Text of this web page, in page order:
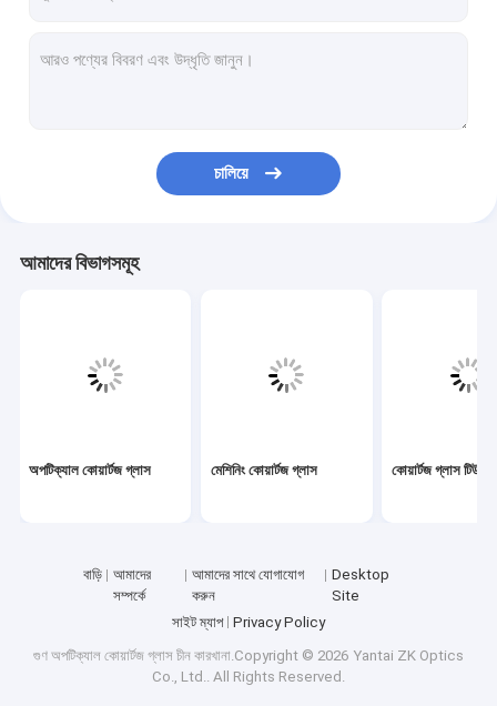
চালিয়ে
আমাদের বিভাগসমূহ
অপটিক্যাল কোয়ার্টজ গ্লাস মেশিনিং কোয়ার্টজ গ্লাস কোয়ার্টজ গ্লাস টিউব
বাড়ি
আমাদের
সম্পর্কে
আমাদের সাথে যোগাযোগ
করুন
Desktop
Site
সাইট ম্যাপ
Privacy Policy
গুণ অপটিক্যাল কোয়ার্টজ গ্লাস চীন কারখানা.Copyright © 2026 Yantai ZK Optics
Co., Ltd.. All Rights Reserved.